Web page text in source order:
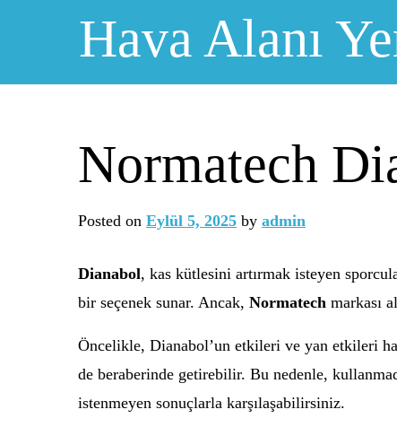
Hava Alanı
Normatech
Posted on Eylül 5, 2025 by admin
Dianabol, kas kütlesini artırmak isteyen
bir seçenek sunar. Ancak, Normatech markası
Öncelikle, Dianabol’un etkileri ve yan etkileri
de beraberinde getirebilir. Bu nedenle,
istenmeyen sonuçlarla karşılaşabilirsiniz.